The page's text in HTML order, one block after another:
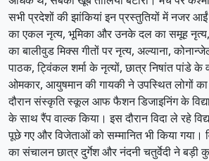
सभी प्रदेशों की झांकियां इन प्रस्तुतियों में नजर
का एकल नृत्य, भूमिका और उनके दल का समूह नृत्य,
का बालीवुड मिक्स गीतों पर नृत्य, अल्याना,
पाठक, ट्विंकल शर्मा के नृत्यों, छात्र निषांत पांडे के
ओमकार, आयुषमान की गायकी ने उपस्थित लोगों
दौरान संस्कृति स्कूल आफ फैशन डिजाइनिंग के
के साथ रैंप वाल्क किया। इस दौरान विदा ले रहे
पूछे गए और विजेताओं को सम्मानित भी किया गया।
का संचालन छात्र दुर्गेश और नंदनी चतुर्वेदी ने